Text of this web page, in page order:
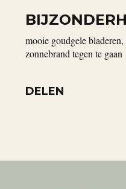
mooie goudgele
zonnebrand tegen te gaan
DELEN